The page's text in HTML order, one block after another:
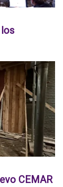
CEMAR